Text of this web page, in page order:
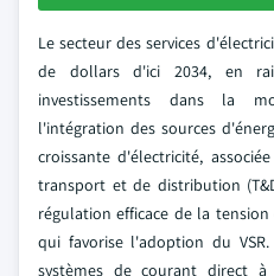
Le secteur des services
de dollars d'ici 2034, en
investissements dans la
l'intégration des sources
croissante d'électricité,
transport et de distribution
régulation efficace de la
qui favorise l'adoption du
systèmes de courant direct